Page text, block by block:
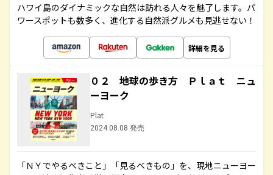
ハワイ島のダイナミックな自然は訪れる人々を魅了します。パ
ワースポットも数多く、進化する自然派グルメも見逃せない！
詳細を見る
０２ 地球の歩き方 Ｐｌａｔ ニュ
ーヨーク
Plat
2024.08.08 発売
「ＮＹでやるべきこと」「見るべきもの」を、現地ニューヨー